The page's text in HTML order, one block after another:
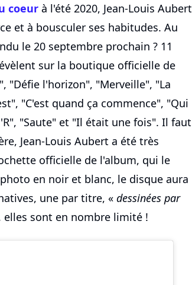
coeur à l'été 2020, Jean-Louis Aubert
et à bousculer ses habitudes. Au
le 20 septembre prochain ? 11
sur la boutique officielle de
"Défie l'horizon", "Merveille", "La
"C'est quand ça commence", "Qui
"Saute" et "Il était une fois". Il faut
Jean-Louis Aubert a été très
officielle de l'album, qui le
en noir et blanc, le disque aura
une par titre, « dessinées par
elles sont en nombre limité !